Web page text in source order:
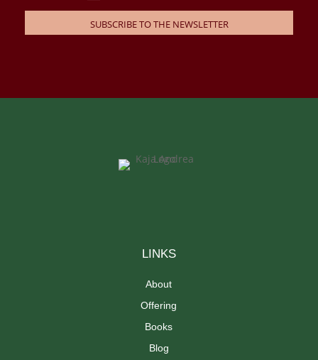
SUBSCRIBE TO THE NEWSLETTER
LINKS
About
Offering
Books
Blog